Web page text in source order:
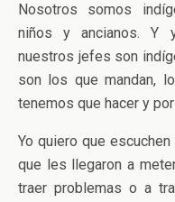
Nosotros somos
niños y ancianos. Y
nuestros jefes son
son los que mandan,
tenemos que hacer y
Yo quiero que
que les llegaron a
traer problemas o a